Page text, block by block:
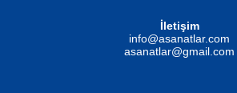
İletişim
info@asanatlar.com
asanatlar@gmail.com